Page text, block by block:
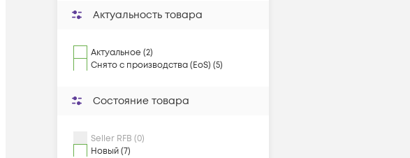
Актуальность товара
Актуальное (2)
Снято с производства (EoS) (5)
Состояние товара
Seller RFB (0)
Новый (7)